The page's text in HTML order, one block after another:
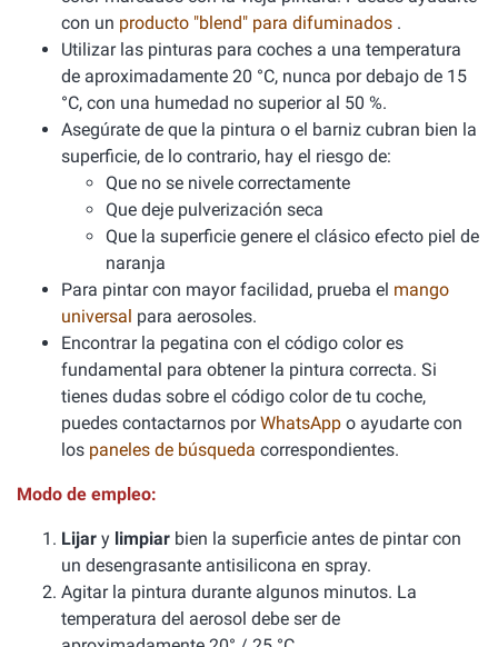
con un producto "blend" para difuminados .
Utilizar las pinturas para coches a una temperatura
de aproximadamente 20 °C, nunca por debajo de 15
°C, con una humedad no superior al 50 %.
Asegúrate de que la pintura o el barniz cubran bien la
superficie, de lo contrario, hay el riesgo de:
Que no se nivele correctamente
Que deje pulverización seca
Que la superficie genere el clásico efecto piel de
naranja
Para pintar con mayor facilidad, prueba el mango
universal para aerosoles.
Encontrar la pegatina con el código color es
fundamental para obtener la pintura correcta. Si
tienes dudas sobre el código color de tu coche,
puedes contactarnos porWhatsApp o ayudarte con
los paneles de búsqueda correspondientes.
Modo de empleo:
Lijar y limpiar bien la superficie antes de pintar con
un desengrasante antisilicona en spray.
Agitar la pintura durante algunos minutos. La
temperatura del aerosol debe ser de